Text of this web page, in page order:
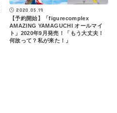
2020.05.19
【予約開始】「figurecomplex
AMAZING YAMAGUCHI オールマイ
ト」2020年9月発売！「もう大丈夫！
何故って？私が来た！」